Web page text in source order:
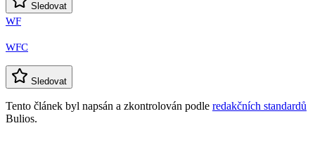
Sledovat
WF
WFC
Sledovat
Tento článek byl napsán a zkontrolován podle redakčních standardů
Bulios.